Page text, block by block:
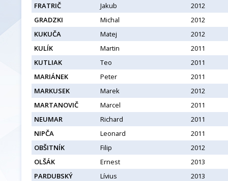
FRATRIČ
Jakub
2012
GRADZKI
Michal
2012
KUKUČA
Matej
2012
KULÍK
Martin
2011
KUTLIAK
Teo
2011
MARIÁNEK
Peter
2011
MARKUSEK
Marek
2012
MARTANOVIČ
Marcel
2011
NEUMAR
Richard
2011
NIPČA
Leonard
2011
OBŠITNÍK
Filip
2012
OLŠÁK
Ernest
2013
PARDUBSKÝ
Lívius
2013